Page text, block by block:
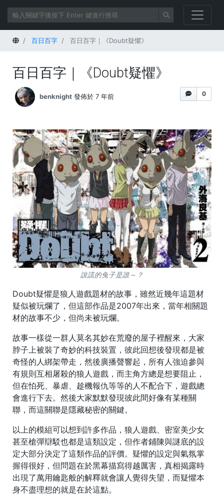
首頁 百日百字 百日百字｜《Doubt疑懼》
百日百字｜《Doubt疑懼》
0
benknight 發佈於 7 年前
說謊的兔子是誰～？
Doubt疑懼是狼人遊戲題材的故事，雖然近幾年這題材
疑似被玩爛了，但這部作品是2007年出來，當年相關題
材的故事不少，但尚未被玩爛。
故事一樣從一群人莫名其妙在荒廢的屋子裡醒來，大家
脖子上被裝了奇妙的科技裝置，彼此回想後發現都是被
奇怪的人綁架帶走，然後廣播聲響起，所有人強迫參與
有規則互相屠殺的狼人遊戲，而主角方總是想要阻止，
但在怕死、暴虐、趁機報仇等等的人不配合下，遊戲總
會進行下去。然後大家默默發現彼此間好像有某種關
聯，而這關聯是隱藏秘密的關鍵。
以上的模組可以想到許多作品，狼人遊戲、密室美少女
甚至槍彈辯駁也都是這類設定，但作者鋪陳與謎底的設
定大部分決定了這類作品的評價。疑懼的設定與氣氛掌
握得很好，但問題在於黑幕描寫得越厲害，真相揭露時
出現了萬用鑰匙般的解釋就會讓人覺得失望，而疑懼本
身不盡理想的就是在於這點。